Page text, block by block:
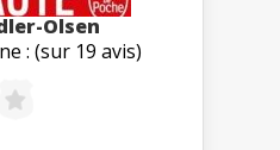
Olsen
: (sur 19 avis)